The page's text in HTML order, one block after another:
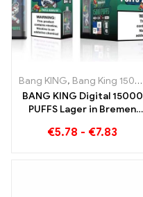
Bang KING, Bang King 15000 Puffs
BANG KING Digital 15000
PUFFS Lager in Bremen
Genuss
€5.78 - €7.83